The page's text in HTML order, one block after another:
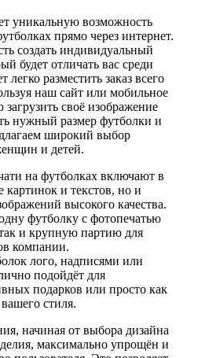
уникальную возможность
прямо через интернет.
создать индивидуальный
будет отличать вас среди
разместить заказ всего
наш сайт или мобильное
своё изображение
нужный размер футболки и
широкий выбор
и детей.
на футболках включают в
картинок и текстов, но и
высокого качества.
футболку с фотопечатью
и крупную партию для
компании.
лого, надписями или
подойдёт для
подарков или просто как
стиля.
начиная от выбора дизайна
максимально упрощён и